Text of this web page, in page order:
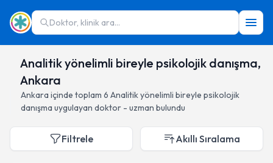
Doktor, klinik ara...
Analitik yönelimli bireyle psikolojik danışma,
Ankara
Ankara içinde toplam 6 Analitik yönelimli bireyle psikolojik
danışma uygulayan doktor - uzman bulundu
Filtrele Akıllı Sıralama